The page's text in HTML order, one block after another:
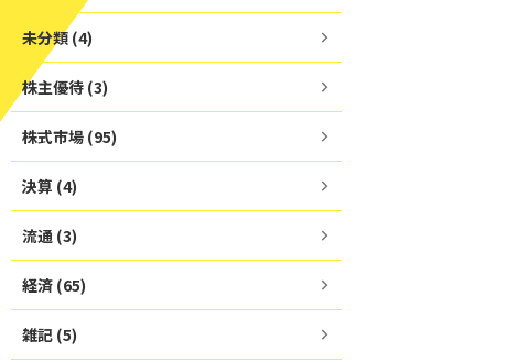
未分類 (4)
株主優待 (3)
株式市場 (95)
決算 (4)
流通 (3)
経済 (65)
雑記 (5)